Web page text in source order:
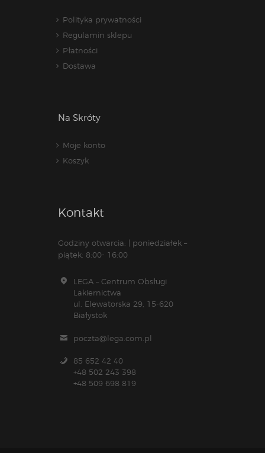
Polityka prywatności
Regulamin sklepu
Płatności
Dostawa
Na Skróty
Moje konto
Koszyk
Kontakt
Godziny otwarcia: | poniedziałek –
piątek: 8:00- 16:00
LEGA – Centrum Obsługi
Lakiernictwa
ul. Elewatorska 29, 15-620
Białystok
poczta@lega.com.pl
85 652 42 40
+48 502 243 398
+48 509 698 819